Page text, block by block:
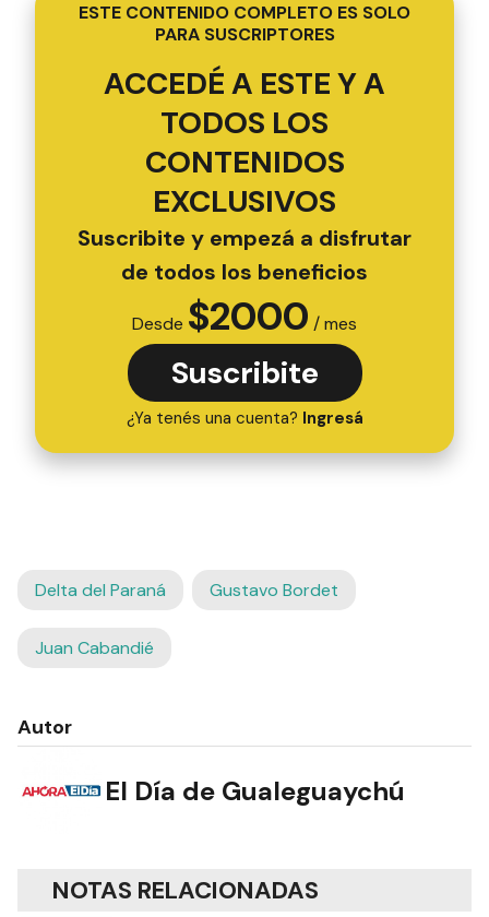
ESTE CONTENIDO COMPLETO ES SOLO
PARA SUSCRIPTORES
ACCEDÉ A ESTE Y A
TODOS LOS
CONTENIDOS
EXCLUSIVOS
Suscribite y empezá a disfrutar
de todos los beneficios
Desde $2000 / mes
Suscribite
¿Ya tenés una cuenta? Ingresá
Delta del Paraná Gustavo Bordet
Juan Cabandié
Autor
El Día de Gualeguaychú
NOTAS RELACIONADAS